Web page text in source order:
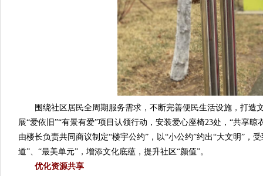
围绕社区居民全周期服务需求，不断完善便民生活设施，打造
展“爱依旧”“有景有爱”项目认领行动，安装爱心座椅23处，“共享
由楼长负责共同商议制定“楼宇公约”，以“小公约”约出“大文明”，
道”、“最美单元”，增添文化底蕴，提升社区“颜值”。
优化资源共享